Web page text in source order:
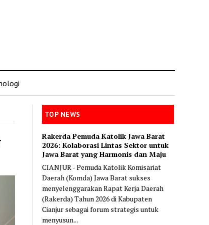
TOP NEWS
Rakerda Pemuda Katolik Jawa Barat
2026: Kolaborasi Lintas Sektor untuk
Jawa Barat yang Harmonis dan Maju
CIANJUR - Pemuda Katolik Komisariat
Daerah (Komda) Jawa Barat sukses
menyelenggarakan Rapat Kerja Daerah
(Rakerda) Tahun 2026 di Kabupaten
Cianjur sebagai forum strategis untuk
menyusun...